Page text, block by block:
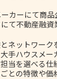
カーにて商
て不動産融資
ネットワー
手ハウスメ
当を選べる仕
との特徴や価